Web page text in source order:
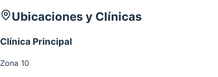
Ubicaciones y Clínicas
Clínica Principal
Zona 10